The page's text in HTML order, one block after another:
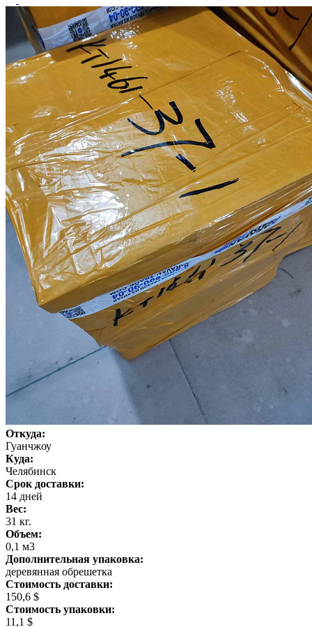
Откуда:
Гуанчжоу
Куда:
Челябинск
Срок доставки:
14 дней
Вес:
31 кг.
Объем:
0,1 м3
Дополнительная упаковка:
деревянная обрешетка
Стоимость доставки:
150,6 $
Стоимость упаковки:
11,1 $